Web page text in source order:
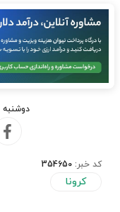
دوشنبه ۱۱ اردیبهشت ۱۴۰۲ - ۱۳:۲۹
کد خبر: 354650
کرونا